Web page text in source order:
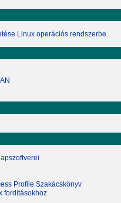
Linux operációs rendszerbe
Profile Szakácskönyv
fordításokhoz